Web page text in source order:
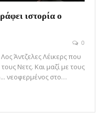
ιστορία ο
0
Άντζελες Λέικερς που
Νετς. Και μαζί με τους
νεοφερμένος στο…